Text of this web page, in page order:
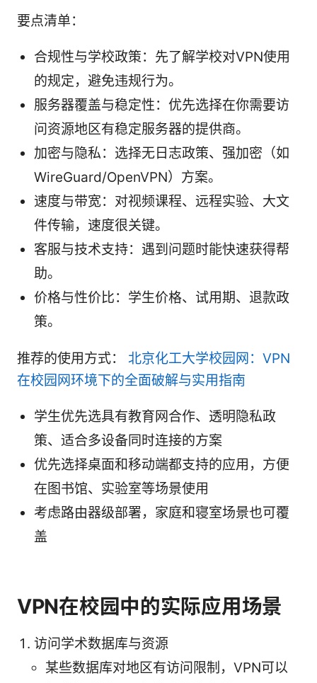
要点清单：
合规性与学校政策：先了解学校对VPN使用
的规定，避免违规行为。
服务器覆盖与稳定性：优先选择在你需要访
问资源地区有稳定服务器的提供商。
加密与隐私：选择无日志政策、强加密（如
WireGuard/OpenVPN）方案。
速度与带宽：对视频课程、远程实验、大文
件传输，速度很关键。
客服与技术支持：遇到问题时能快速获得帮
助。
价格与性价比：学生价格、试用期、退款政
策。
推荐的使用方式： 北京化工大学校园网：VPN
在校园网环境下的全面破解与实用指南
学生优先选具有教育网合作、透明隐私政
策、适合多设备同时连接的方案
优先选择桌面和移动端都支持的应用，方便
在图书馆、实验室等场景使用
考虑路由器级部署，家庭和寝室场景也可覆
盖
VPN在校园中的实际应用场景
访问学术数据库与资源
某些数据库对地区有访问限制，VPN可以